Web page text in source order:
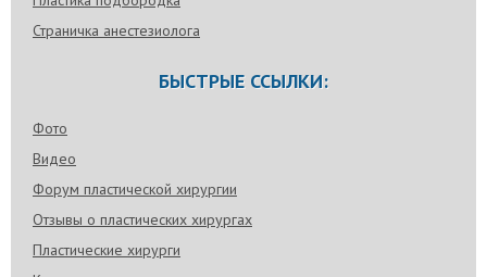
Страничка анестезиолога
БЫСТРЫЕ ССЫЛКИ:
Фото
Видео
Форум пластической хирургии
Отзывы о пластических хирургах
Пластические хирурги